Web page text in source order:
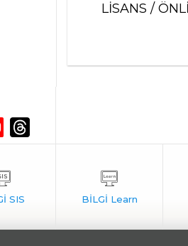
LİSANS /